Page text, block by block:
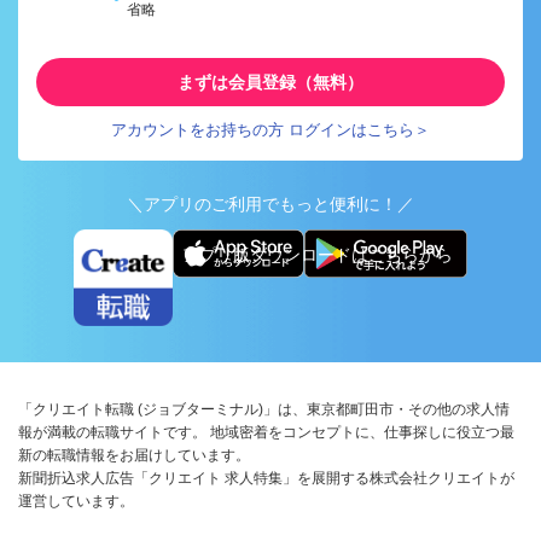
省略
まずは会員登録（無料）
アカウントをお持ちの方 ログインはこちら＞
＼アプリのご利用でもっと便利に！／
アプリ版ダウンロードはこちらから
「クリエイト転職 (ジョブターミナル)」は、東京都町田市・その他の求人情
報が満載の転職サイトです。 地域密着をコンセプトに、仕事探しに役立つ最
新の転職情報をお届けしています。
新聞折込求人広告「クリエイト 求人特集」を展開する株式会社クリエイトが
運営しています。